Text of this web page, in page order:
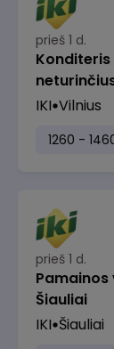
prieš 1 d.
IKI Vilnius
1260 -
prieš 1 d.
Šiauliai
IKI Šiauliai